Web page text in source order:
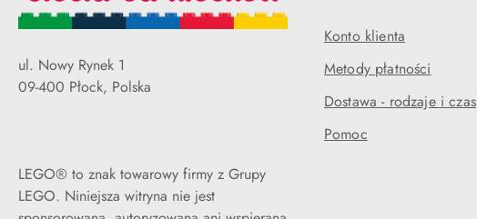
ul. Nowy Rynek 1
09-400 Płock, Polska
LEGO® to znak towarowy firmy z Grupy
LEGO. Niniejsza witryna nie jest
Konto klienta
Metody płatności
Dostawa - rodzaje i czas
Pomoc